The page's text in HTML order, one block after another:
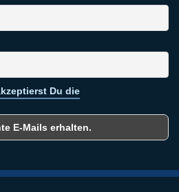
Du die